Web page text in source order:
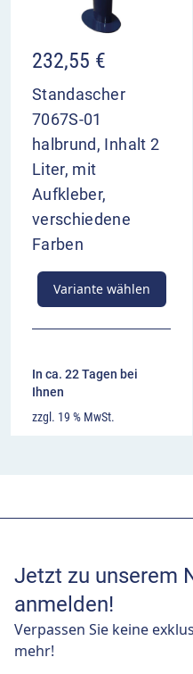
232,55 €
Standascher
7067S-01
halbrund, Inhalt 2
Liter, mit
Aufkleber,
verschiedene
Farben
Variante wählen
In ca. 22 Tagen bei
Ihnen
zzgl. 19 % MwSt.
Jetzt zu unserem
anmelden!
Verpassen Sie keine
mehr!